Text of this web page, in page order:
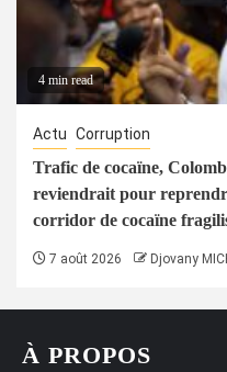
4 min read
Actu Corruption
Trafic de cocaïne,
reviendrait pour
corridor de cocaïne
7 août 2026 Djovany
À PROPOS